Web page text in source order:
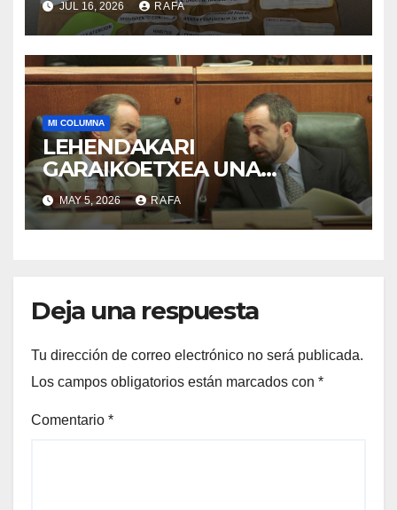
JUL 16, 2026 RAFA
MI COLUMNA
LEHENDAKARI
GARAIKOETXEA UNA
PERSONA QUE DIGNIFICA EL
EJERCICIO DE LA POLÍTICA
MAY 5, 2026 RAFA
Deja una respuesta
Tu dirección de correo electrónico no será publicada.
Los campos obligatorios están marcados con *
Comentario *